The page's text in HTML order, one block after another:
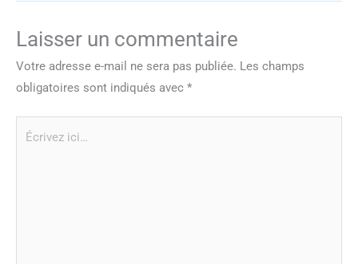
Laisser un commentaire
Votre adresse e-mail ne sera pas publiée. Les champs
obligatoires sont indiqués avec *